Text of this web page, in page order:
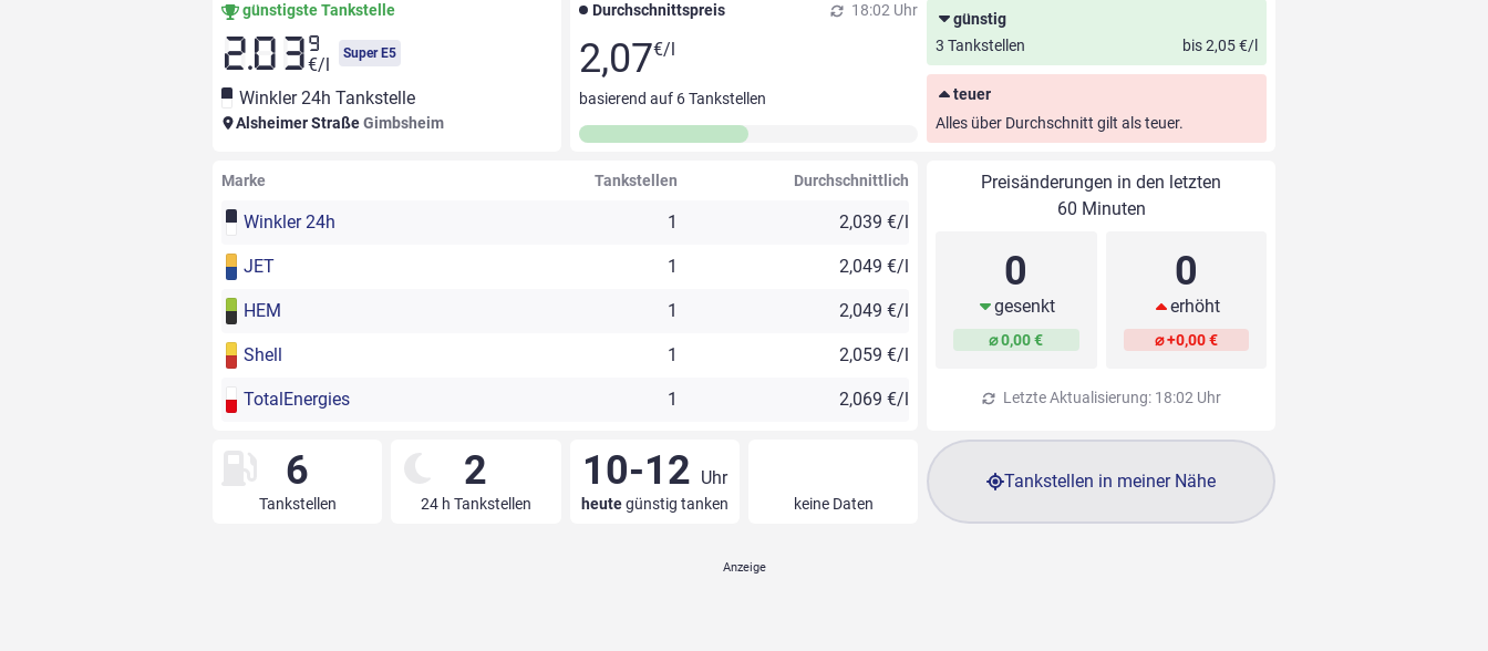
günstigste Tankstelle
2.03 9
€/l
Super E5
Winkler 24h Tankstelle
Alsheimer StraßeGimbsheim
Durchschnittspreis 18:02 Uhr
2,07€/l
basierend auf 6Tankstellen
günstig
3 Tankstellen
bis 2,05 €/l
teuer
Alles über Durchschnitt gilt als teuer.
Marke Tankstellen Durchschnittlich
Winkler 24h 1 2,039 €/l
JET 1 2,049 €/l
HEM 1 2,049 €/l
Shell 1 2,059 €/l
TotalEnergies 1 2,069 €/l
Preisänderungen in den letzten
60 Minuten
0
gesenkt
⌀ 0,00 €
0
erhöht
⌀ +0,00 €
Letzte Aktualisierung: 18:02 Uhr
6
Tankstellen
2
24 h Tankstellen
10-12 Uhr
heutegünstig tanken keine Daten
Tankstellen in meiner Nähe